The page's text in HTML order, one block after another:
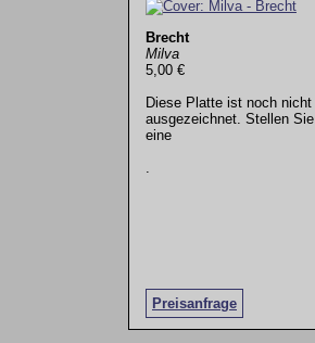
Brecht
Milva
5,00 €
Diese Platte ist noch nicht
ausgezeichnet. Stellen Sie
eine
Preisanfrage